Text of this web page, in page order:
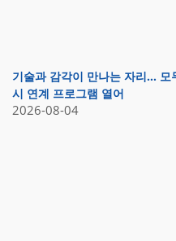
기술과 감각이 만나는 자리… 모
시 연계 프로그램 열어
2026-08-04